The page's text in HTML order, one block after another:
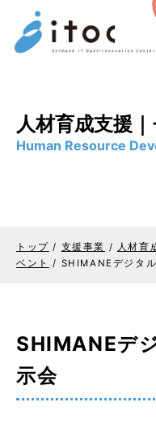
このページの本文へ
人材育成支援
Human Resource
トップ / 支援事業 / 人材育
ベント
/ SHIMANEデジタ
SHIMANEデ
示会